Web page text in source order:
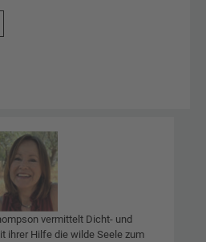
vermittelt Dicht- und
ihrer Hilfe die wilde Seele zum